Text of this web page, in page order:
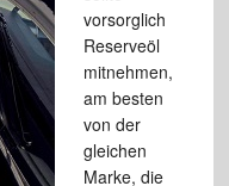
vorsorglich
Reserveöl
mitnehmen,
am besten
von der
gleichen
Marke, die